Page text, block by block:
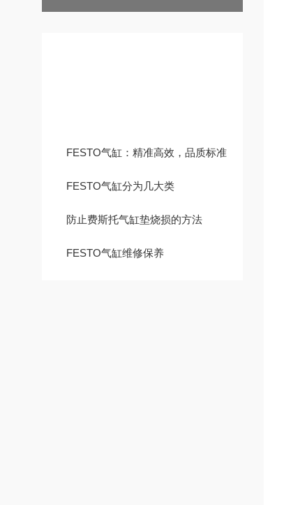
FESTO气缸：精准高效，品质标准
FESTO气缸分为几大类
防止费斯托气缸垫烧损的方法
FESTO气缸维修保养